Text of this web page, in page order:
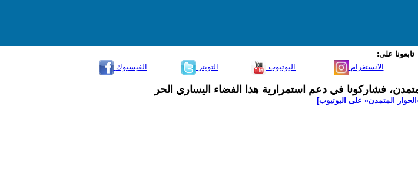
تابعونا على:
الفيسبوك
التويتر اليوتيوب الانستغرام
فشاركونا في دعم استمرارية هذا الفضاء اليساري الحر
المتمدن» على اليوتيوب]